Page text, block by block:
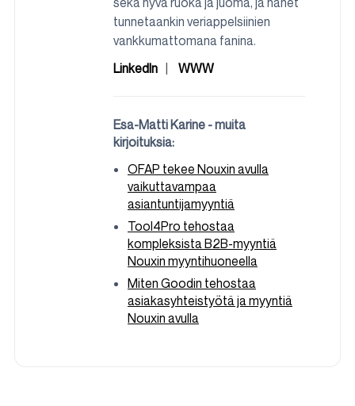
tunnetaankin veriappelsiinien
vankkumattomana fanina.
LinkedIn
WWW
Esa-Matti Karine - muita
kirjoituksia:
OFAP tekee Nouxin avulla
vaikuttavampaa
asiantuntijamyyntiä
Tool4Pro tehostaa
kompleksista B2B-myyntiä
Nouxin myyntihuoneella
Miten Goodin tehostaa
asiakasyhteistyötä ja myyntiä
Nouxin avulla